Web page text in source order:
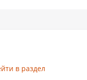
в раздел